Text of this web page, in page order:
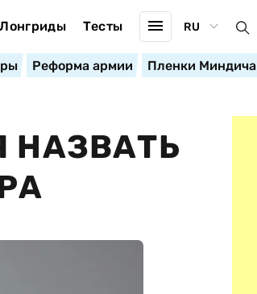
Лонгриды Тесты RU
Реформа армии Пленки Миндича
НАЗВАТЬ